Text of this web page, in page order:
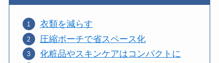
衣類を減らす
圧縮ポーチで省スペース化
化粧品やスキンケアはコンパクトに